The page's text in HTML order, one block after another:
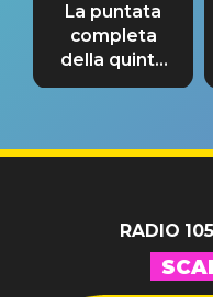
La puntata
completa
della quinta
tappa
RADIO